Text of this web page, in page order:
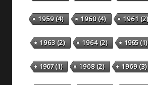
1959(4) 1960(4) 1961 (2)
1963(2) 1964(2) 1965(1)
1967(1) 1968(2) 1969(3)